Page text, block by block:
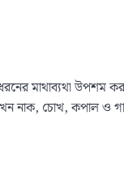
মাথাব্যথা উপশম
যখন নাক, চোখ, কপাল